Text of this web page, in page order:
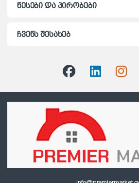
წესები და პირობები
ჩვენს შესახებ